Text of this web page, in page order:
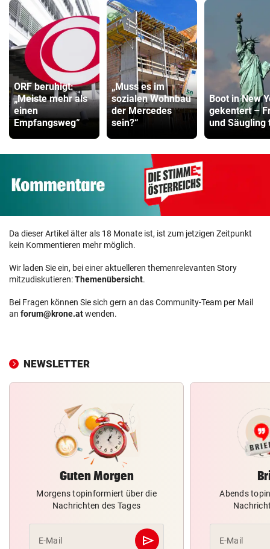
ORF beruhigt:
„Meiste mehr als
einen
Empfangsweg“
„Muss es im
sozialen Wohnbau
der Mercedes
sein?“
Boot in New
gekentert –
und Säugling
Da dieser Artikel älter als 18 Monate ist, ist zum jetzigen Zeitpunkt
kein Kommentieren mehr möglich.
Wir laden Sie ein, bei einer aktuelleren themenrelevanten Story
mitzudiskutieren:Themenübersicht.
Bei Fragen können Sie sich gern an das Community-Team per Mail
an forum@krone.atwenden.
NEWSLETTER
Guten Morgen
Morgens topinformiert über die
Nachrichten des Tages
E-Mail send
Abschicken
Abends
E-Mail